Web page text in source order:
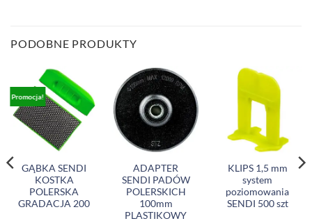
PODOBNE PRODUKTY
Promocja!
GĄBKA SENDI
KOSTKA
POLERSKA
GRADACJA 200
ADAPTER
SENDI PADÓW
POLERSKICH
100mm
PLASTIKOWY
KLIPS 1,5 mm
system
poziomowania
SENDI 500 szt